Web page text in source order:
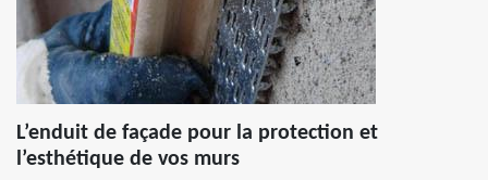
L’enduit de façade pour la protection et
l’esthétique de vos murs